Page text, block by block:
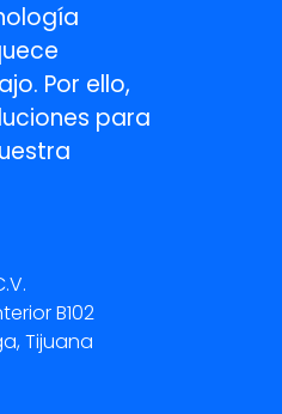
Por ello,
para
B102
Tijuana